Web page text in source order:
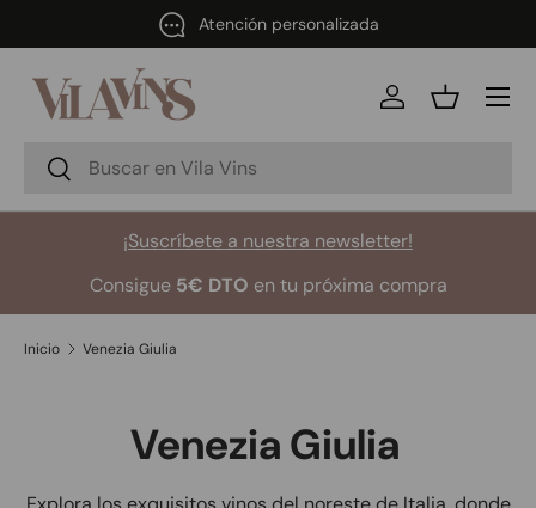
Ir al contenido
Atención personalizada
Buscar
Buscar
Iniciar sesión
Cesta
Menú
¡Suscríbete a nuestra newsletter!
Consigue5€ DTO en tu próxima compra
Inicio Venezia Giulia
Venezia Giulia